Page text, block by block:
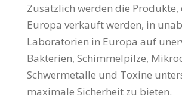
Zusätzlich werden die Produkte,
Europa verkauft werden, in
Laboratorien in Europa auf
Bakterien, Schimmelpilze,
Schwermetalle und Toxine
maximale Sicherheit zu bieten.